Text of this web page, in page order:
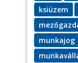
ksiüzem
munkajog